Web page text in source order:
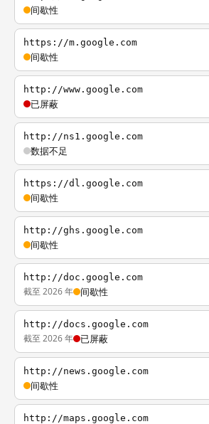
间歇性
https://m.google.com
间歇性
http://www.google.com
已屏蔽
http://ns1.google.com
数据不足
https://dl.google.com
间歇性
http://ghs.google.com
间歇性
http://doc.google.com
截至 2026 年 间歇性
http://docs.google.com
截至 2026 年 已屏蔽
http://news.google.com
间歇性
http://maps.google.com